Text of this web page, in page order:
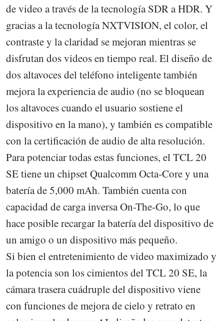
de video a través de la tecnología SDR a HDR. Y
gracias a la tecnología NXTVISION, el color, el
contraste y la claridad se mejoran mientras se
disfrutan dos videos en tiempo real. El diseño de
dos altavoces del teléfono inteligente también
mejora la experiencia de audio (no se bloquean
los altavoces cuando el usuario sostiene el
dispositivo en la mano), y también es compatible
con la certificación de audio de alta resolución.
Para potenciar todas estas funciones, el TCL 20
SE tiene un chipset Qualcomm Octa-Core y una
batería de 5,000 mAh. También cuenta con
capacidad de carga inversa On-The-Go, lo que
hace posible recargar la batería del dispositivo de
un amigo o un dispositivo más pequeño.
Si bien el entretenimiento de video maximizado y
la potencia son los cimientos del TCL 20 SE, la
cámara trasera cuádruple del dispositivo viene
con funciones de mejora de cielo y retrato en